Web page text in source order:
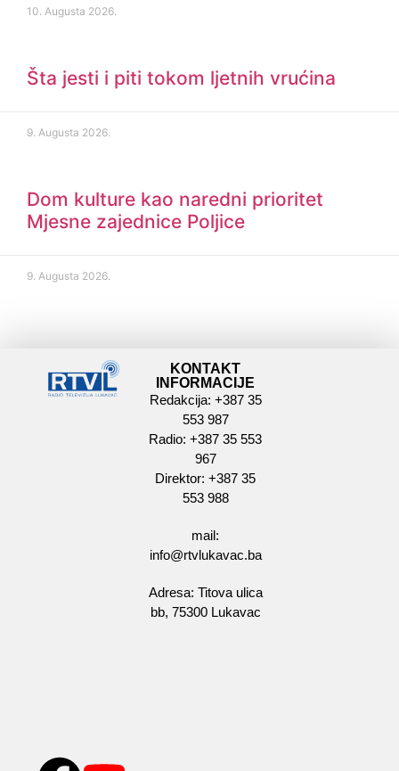
10. Augusta 2026.
Šta jesti i piti tokom ljetnih vrućina
9. Augusta 2026.
Dom kulture kao naredni prioritet
Mjesne zajednice Poljice
9. Augusta 2026.
KONTAKT
INFORMACIJE
Redakcija: +387 35
553 987
Radio: +387 35 553
967
Direktor: +387 35
553 988
mail:
info@rtvlukavac.ba
Adresa: Titova ulica
bb, 75300 Lukavac